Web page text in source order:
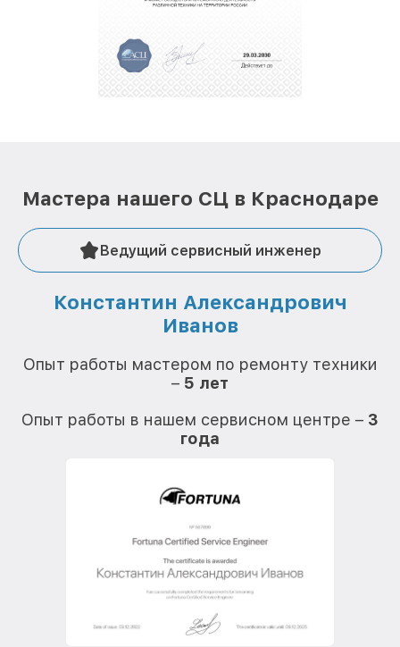
полной сохранности и бесплатно.
положительные отзывы и обрели отличную
репутацию. Мы постоянно совершенствуемся и
Мастера нашего СЦ в Краснодаре
Ведущий сервисный инженер
Константин Александрович
Иванов
Опыт работы мастером по ремонту техники
– 5 лет
Опыт работы в нашем сервисном центре – 3
года